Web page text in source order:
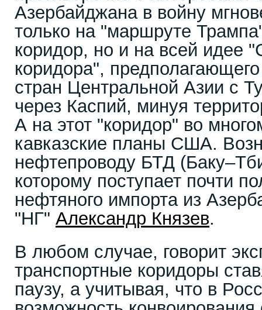
Азербайджана в войну
только на "маршруте
коридор, но и на всей идее
коридора",
стран Центральной Азии с
через Каспий, минуя
А на этот "коридор" во
кавказские планы США.
нефтепроводу БТД
которому поступает почти
нефтяного импорта из
"НГ" Александр Князев.
В любом случае, говорит
транспортные коридоры
паузу, а учитывая, что в